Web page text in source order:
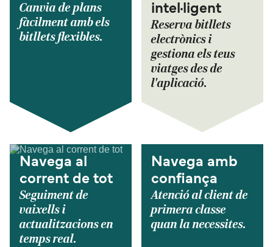
Canvia de plans
fàcilment amb els
bitllets flexibles.
intel·ligent
Reserva bitllets
electrònics i
gestiona els teus
viatges des de
l'aplicació.
Navega al
corrent de tot
Seguiment de
vaixells i
actualitzacions en
temps real.
Navega amb
confiança
Atenció al client de
primera classe
quan la necessites.